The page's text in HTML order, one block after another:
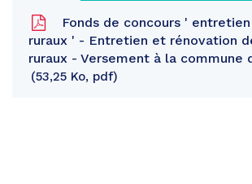
Fonds de concours '
ruraux ' - Entretien et rénovation
ruraux - Versement à la commune
53,25 Ko, pdf